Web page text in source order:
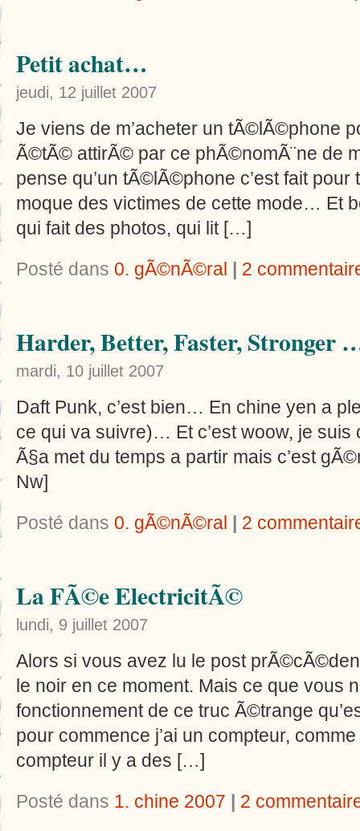
Petit achat…
jeudi, 12 juillet 2007
Je viens de m’acheter un tÃ©lÃ©phone
Ã©tÃ© attirÃ© par ce phÃ©nomÃ¨ne de
pense qu’un tÃ©lÃ©phone c’est fait
moque des victimes de cette mode… Et
qui fait des photos, qui lit […]
Posté dans 0. gÃ©nÃ©ral | 2
Harder, Better, Faster, Stronger
mardi, 10 juillet 2007
Daft Punk, c’est bien… En chine yen a
ce qui va suivre)… Et c’est woow, je suis
Ã§a met du temps a partir mais c’est gÃ©
Nw]
Posté dans 0. gÃ©nÃ©ral | 2
La FÃ©e ElectricitÃ©
lundi, 9 juillet 2007
Alors si vous avez lu le post
le noir en ce moment. Mais ce que vous
fonctionnement de ce truc Ã©trange
pour commence j’ai un compteur,
compteur il y a des […]
Posté dans 1. chine 2007 | 2